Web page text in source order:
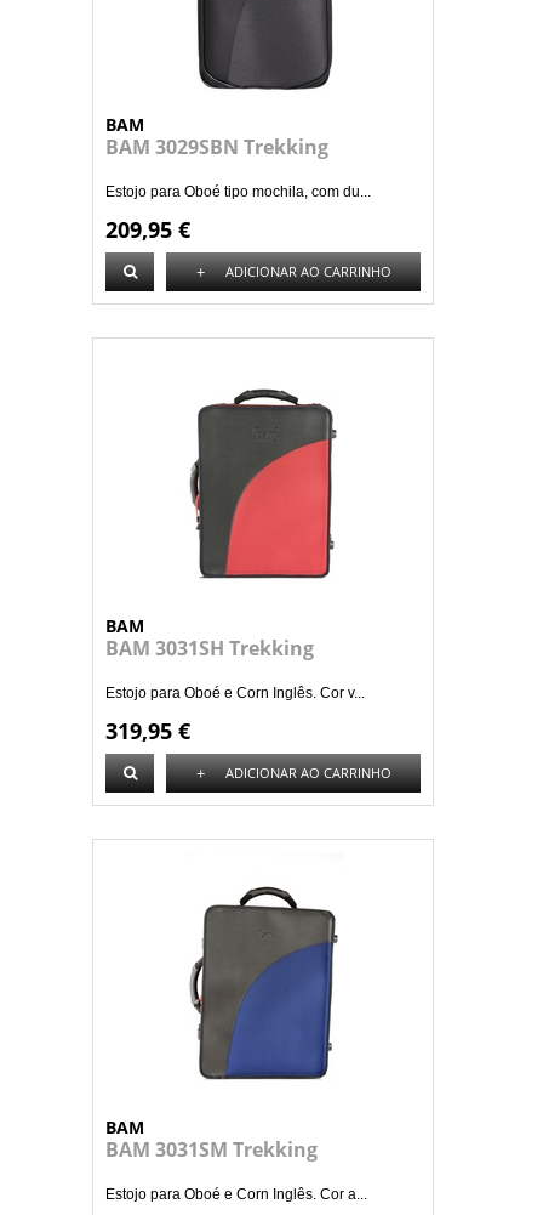
BAM
BAM 3029SBN Trekking
Estojo para Oboé tipo mochila, com du...
209,95 €
+ ADICIONAR AO CARRINHO
BAM
BAM 3031SH Trekking
Estojo para Oboé e Corn Inglês. Cor v...
319,95 €
+ ADICIONAR AO CARRINHO
BAM
BAM 3031SM Trekking
Estojo para Oboé e Corn Inglês. Cor a...